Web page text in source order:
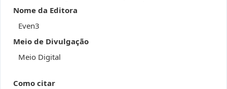
Nome da Editora
Even3
Meio de Divulgação
Meio Digital
Como citar